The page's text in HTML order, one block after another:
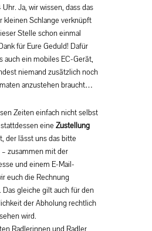
Uhr. Ja, wir wissen, dass das
kleinen Schlange verknüpft
Stelle schon einmal
für Eure Geduld! Dafür
auch ein mobiles EC-Gerät,
niemand zusätzlich noch
anzustehen braucht…
Zeiten einfach nicht selbst
eine Zustellung
der lässt uns das bitte
zusammen mit der
und einem E-Mail-
euch die Rechnung
gleiche gilt auch für den
der Abholung rechtlich
wird.
Radlerinnen und Radler